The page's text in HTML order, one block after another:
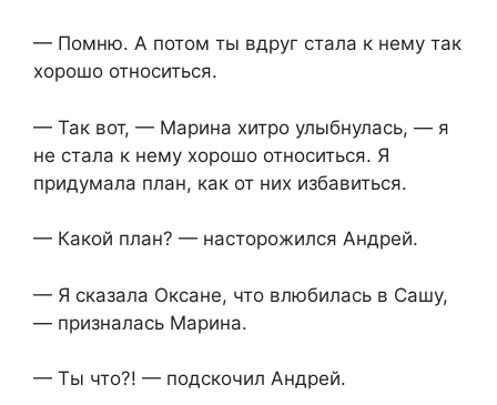
— Помню. А потом ты вдруг стала к нему так
хорошо относиться.
— Так вот, — Марина хитро улыбнулась, — я
не стала к нему хорошо относиться. Я
придумала план, как от них избавиться.
— Какой план? — насторожился Андрей.
— Я сказала Оксане, что влюбилась в Сашу,
— призналась Марина.
— Ты что?! — подскочил Андрей.